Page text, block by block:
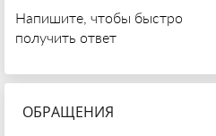
Напишите, чтобы быстро
получить ответ
ОБРАЩЕНИЯ